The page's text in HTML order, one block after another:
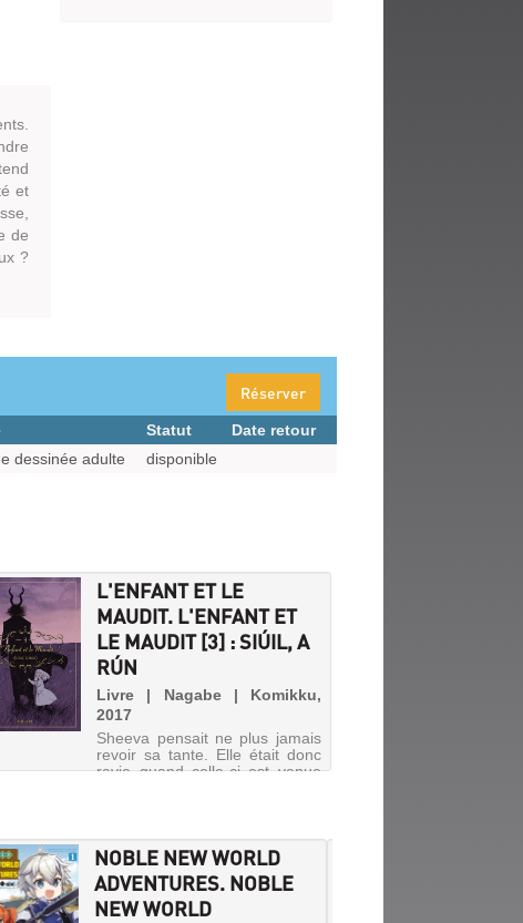
et
de
?
Réserver
Statut
Date retour
dessinée adulte disponible
L'ENFANT ET LE
MAUDIT. L'ENFANT ET
LE MAUDIT [3] : SIÚIL, A
RÚN
Livre | Nagabe | Komikku,
2017
Sheeva pensait ne plus jamais
revoir sa tante. Elle était donc
ravie quand celle-ci est venue
hennissements des chevaux et
des murmures gla...
NOBLE NEW WORLD
ADVENTURES. NOBLE
NEW WORLD